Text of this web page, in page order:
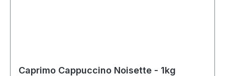
Caprimo Cappuccino Noisette - 1kg